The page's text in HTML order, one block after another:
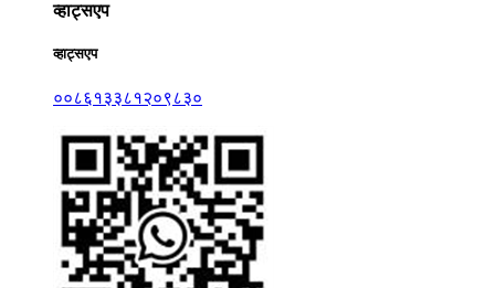
व्हाट्सएप
व्हाट्सएप
००८६१३३८१२०९८३०